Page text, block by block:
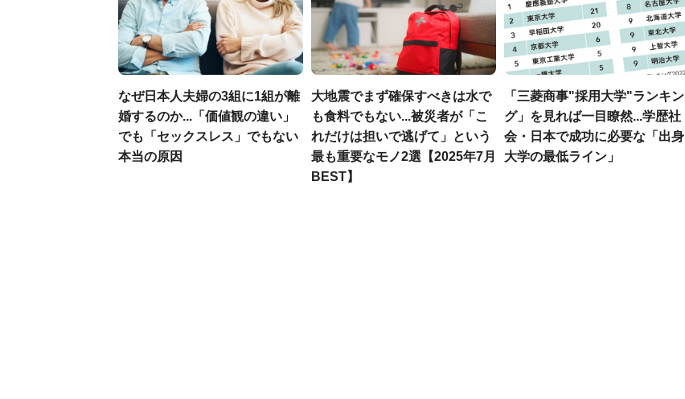
なぜ日本人夫婦の3組に1組が離
婚するのか...「価値観の違い」
でも「セックスレス」でもない
本当の原因
大地震でまず確保すべきは水で
も食料でもない...被災者が「こ
れだけは担いで逃げて」という
最も重要なモノ2選【2025年7月
BEST】
「三菱商事"採用大学"ランキン
グ」を見れば一目瞭然...学歴社
会・日本で成功に必要な「出身
大学の最低ライン」